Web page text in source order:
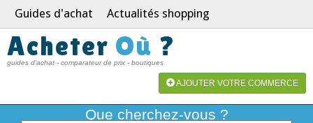
Guides d'achat Actualités shopping
Acheter Où ?
guides d'achat - comparateur de prix - boutiques
AJOUTER VOTRE COMMERCE
Que cherchez-vous ?